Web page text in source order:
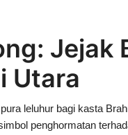
Jejak
Utara
leluhur bagi kasta
penghormatan